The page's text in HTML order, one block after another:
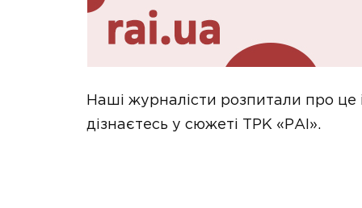
Наші журналісти розпитали про це
дізнаєтесь у сюжеті ТРК «РАІ».